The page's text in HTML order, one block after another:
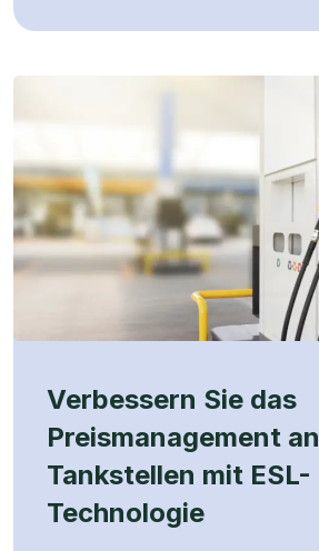
Verbessern Sie das
Preismanagement an
Tankstellen mit ESL-
Technologie